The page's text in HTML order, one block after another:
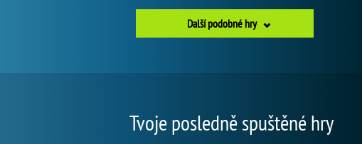
Další podobné hry
Tvoje posledně spuštěné hry